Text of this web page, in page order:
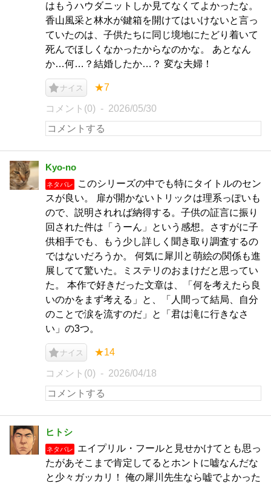
はもうハウダニットしか見てなくてよかったな。
香山風采と林水が鍵箱を開けてはいけないと言っ
ていたのは、子供たちに同じ境地にたどり着いて
死んでほしくなかったからなのかな。 あとなん
か…何…？結婚したか…？ 変な夫婦！
ナイス ★7
コメント(0) 2026/05/30
Kyo-no
ネタバレ
このシリーズの中でも特にタイトルのセン
スが良い。 扉が開かないトリックは理系っぽいも
ので、説明されれば納得する。子供の証言に振り
回された件は「うーん」という感想。さすがに子
供相手でも、もう少し詳しく聞き取り調査するの
ではないだろうか。 何気に犀川と萌絵の関係も進
展してて驚いた。ミステリのおまけだと思ってい
た。 本作で好きだった文章は、「何を考えたら良
いのかをまず考える」と、「人間って結局、自分
のことで涙を流すのだ」と「君は滝に行きなさ
い」の3つ。
ナイス ★14
コメント(0) 2026/04/18
ヒトシ
ネタバレ
エイプリル・フールと見せかけてとも思っ
たがあそこまで肯定してるとホントに嘘なんだな
と少々ガッカリ！ 俺の犀川先生なら嘘でよかった